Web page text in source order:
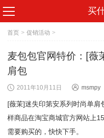
买
首页 > 促销活动 >
麦包包官网特价：[薇
肩包
2011年10月11日 msmpy
[薇茉]迷失印第安系列时尚单肩
样商品在淘宝商城官方网站上
需要购买的，快快下手。